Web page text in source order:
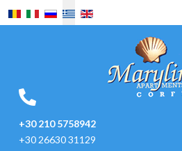
Επιλέξτε τη γλώσσα σας
+30 210 5758942
+30 26630 31129